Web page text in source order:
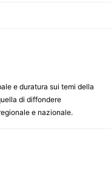
e duratura sui temi della
di diffondere
e nazionale.